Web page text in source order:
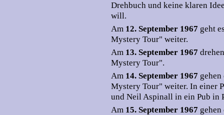
Drehbuch und keine klaren
will.
Am 12. September 1967 geht
Mystery Tour" weiter.
Am 13. September 1967
Mystery Tour".
Am 14. September 1967
Mystery Tour" weiter. In einer
und Neil Aspinall in ein Pub in
Am 15. September 1967